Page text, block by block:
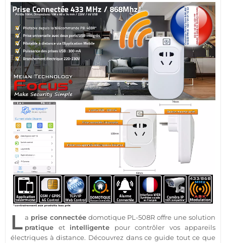
L a prise connectée domotique PL-508R offre une solution
pratique et intelligente pour contrôler vos appareils
électriques à distance. Découvrez dans ce guide tout ce que